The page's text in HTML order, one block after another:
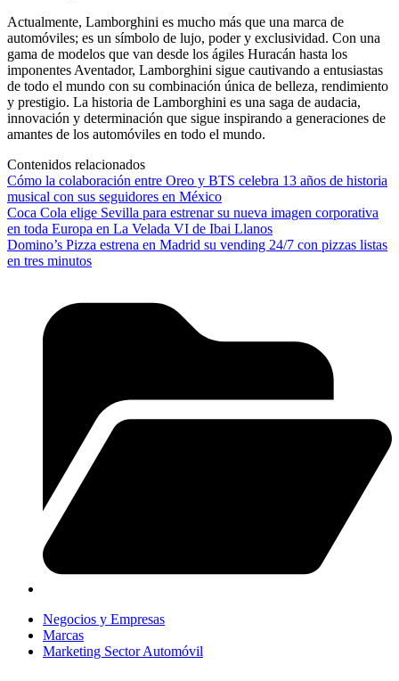
Actualmente, Lamborghini es mucho más que una marca de
automóviles; es un símbolo de lujo, poder y exclusividad. Con una
gama de modelos que van desde los ágiles Huracán hasta los
imponentes Aventador, Lamborghini sigue cautivando a entusiastas
de todo el mundo con su combinación única de belleza, rendimiento
y prestigio. La historia de Lamborghini es una saga de audacia,
innovación y determinación que sigue inspirando a generaciones de
amantes de los automóviles en todo el mundo.
Contenidos relacionados
Cómo la colaboración entre Oreo y BTS celebra 13 años de historia
musical con sus seguidores en México
Coca Cola elige Sevilla para estrenar su nueva imagen corporativa
en toda Europa en La Velada VI de Ibai Llanos
Domino’s Pizza estrena en Madrid su vending 24/7 con pizzas listas
en tres minutos
Negocios y Empresas
Marcas
Marketing Sector Automóvil